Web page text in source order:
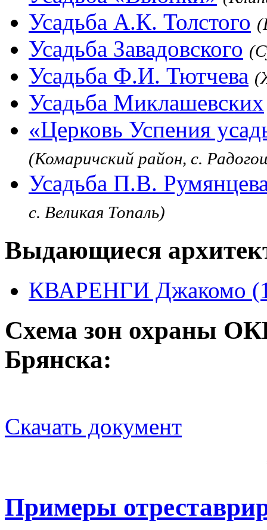
Усадьба А.К. Толстого
Усадьба Завадовского
Усадьба Ф.И. Тютчева
Усадьба Миклашевских
«Церковь Успения
(Комаричский район, с.
Усадьба П.В.
с. Великая Топаль)
Выдающиеся
КВАРЕНГИ Джакомо
Схема зон охраны
Брянска:
Скачать документ
Примеры